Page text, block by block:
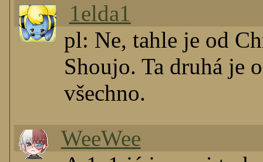
1elda1
pl: Ne, tahle je od
Shoujo. Ta druhá je
všechno.
WeeWee